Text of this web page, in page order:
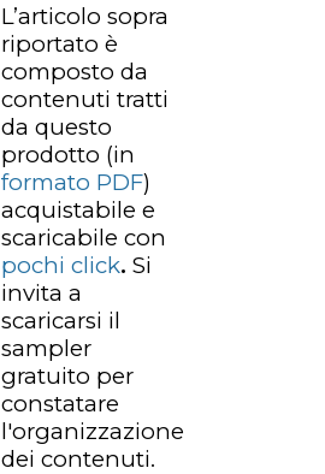
L’articolo sopra
riportato è
composto da
contenuti tratti
da questo
prodotto (in
formato PDF)
acquistabile e
scaricabile con
pochi click. Si
invita a
scaricarsi il
sampler
gratuito per
constatare
l'organizzazione
dei contenuti.